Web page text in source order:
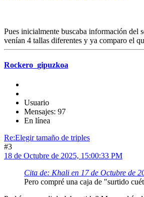
Pues inicialmente buscaba información del
venían 4 tallas diferentes y ya comparo el
Rockero_gipuzkoa
Usuario
Mensajes: 97
En línea
Re:Elegir tamaño de triples
#3
18 de Octubre de 2025, 15:00:33 PM
Cita de: Khali en 17 de Octubre de
Pero compré una caja de "surtido